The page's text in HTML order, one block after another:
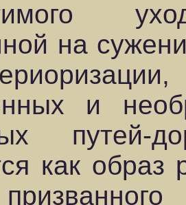
на
и
как образ